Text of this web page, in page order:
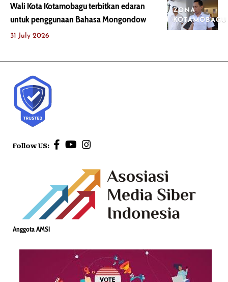
ZONA
KOTAMOBAGU
Wali Kota Kotamobagu terbitkan edaran
untuk penggunaan Bahasa Mongondow
31 July 2026
Follow US:
Anggota AMSI